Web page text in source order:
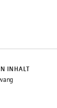
INHALT